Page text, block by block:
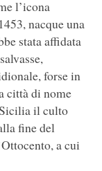
l’icona
nacque una
stata affidata
forse in
città di nome
il culto
fine del
a cui